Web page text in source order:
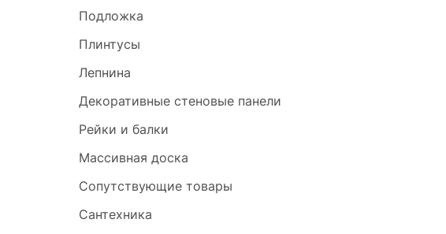
Подложка
Плинтусы
Лепнина
Декоративные стеновые панели
Рейки и балки
Массивная доска
Сопутствующие товары
Сантехника